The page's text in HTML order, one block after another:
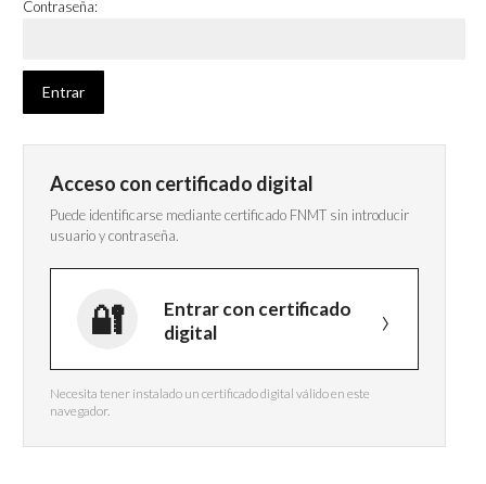
Contraseña:
Acceso con certificado digital
Puede identificarse mediante certificado FNMT sin introducir
usuario y contraseña.
Entrar con certificado
digital
Necesita tener instalado un certificado digital válido en este
navegador.